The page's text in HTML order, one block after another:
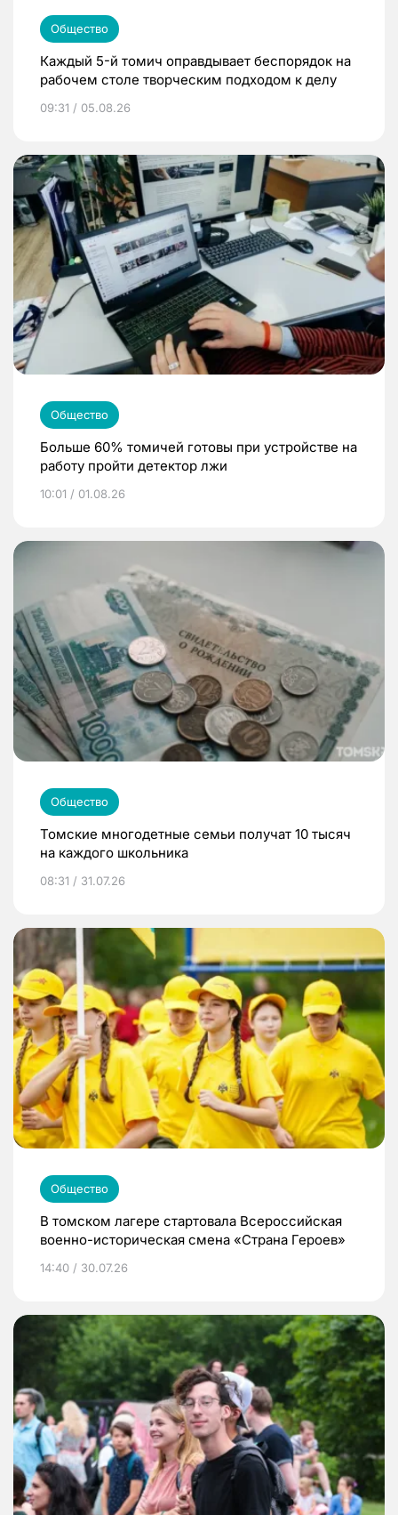
Общество
Каждый 5-й томич оправдывает беспорядок на
рабочем столе творческим подходом к делу
09:31 / 05.08.26
Общество
Больше 60% томичей готовы при устройстве на
работу пройти детектор лжи
10:01 / 01.08.26
Общество
Томские многодетные семьи получат 10 тысяч
на каждого школьника
08:31 / 31.07.26
Общество
В томском лагере стартовала Всероссийская
военно-историческая смена «Страна Героев»
14:40 / 30.07.26